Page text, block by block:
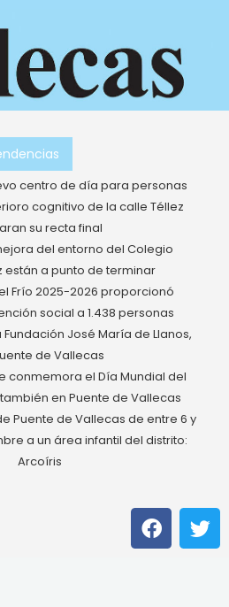
centro de día para personas
cognitivo de la calle Téllez
su recta final
del entorno del Colegio
están a punto de terminar
Frío 2025-2026 proporcionó
social a 1.438 personas
Fundación José María de Llanos,
de Vallecas
conmemora el Día Mundial del
en Puente de Vallecas
Puente de Vallecas de entre 6 y
a un área infantil del distrito:
Arcoíris
F
a
c
T
w
i